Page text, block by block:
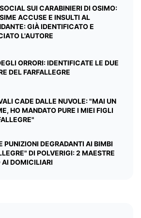
SUI CARABINIERI DI OSIMO:
ACCUSE E INSULTI AL
GIÀ IDENTIFICATO E
L'AUTORE
ORRORI: IDENTIFICATE LE DUE
DEL FARFALLEGRE
CADE DALLE NUVOLE: "MAI UN
HO MANDATO PURE I MIEI FIGLI
PUNIZIONI DEGRADANTI AI BIMBI
DI POLVERIGI: 2 MAESTRE
AI DOMICILIARI